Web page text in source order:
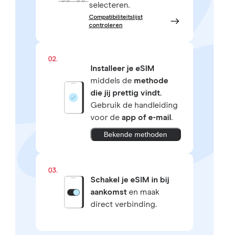
selecteren.
Compatibiliteitslijst
controleren
02.
Installeer je eSIM
middels de methode
die jij prettig vindt.
Gebruik de handleiding
voor de app of e-mail .
Bekende methoden
03.
Schakel je eSIM in bij
aankomsten maak
direct verbinding.